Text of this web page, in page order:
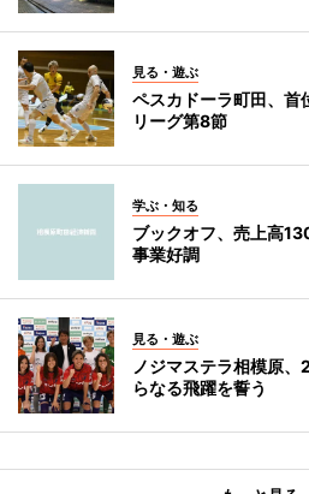
見る・遊ぶ
ペスカドーラ町田、
リーグ第8節
学ぶ・知る
ブックオフ、売上高
事業好調
見る・遊ぶ
ノジマステラ相模原
らなる飛躍を誓う